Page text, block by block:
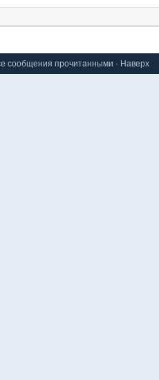
сообщения прочитанными · Наверх